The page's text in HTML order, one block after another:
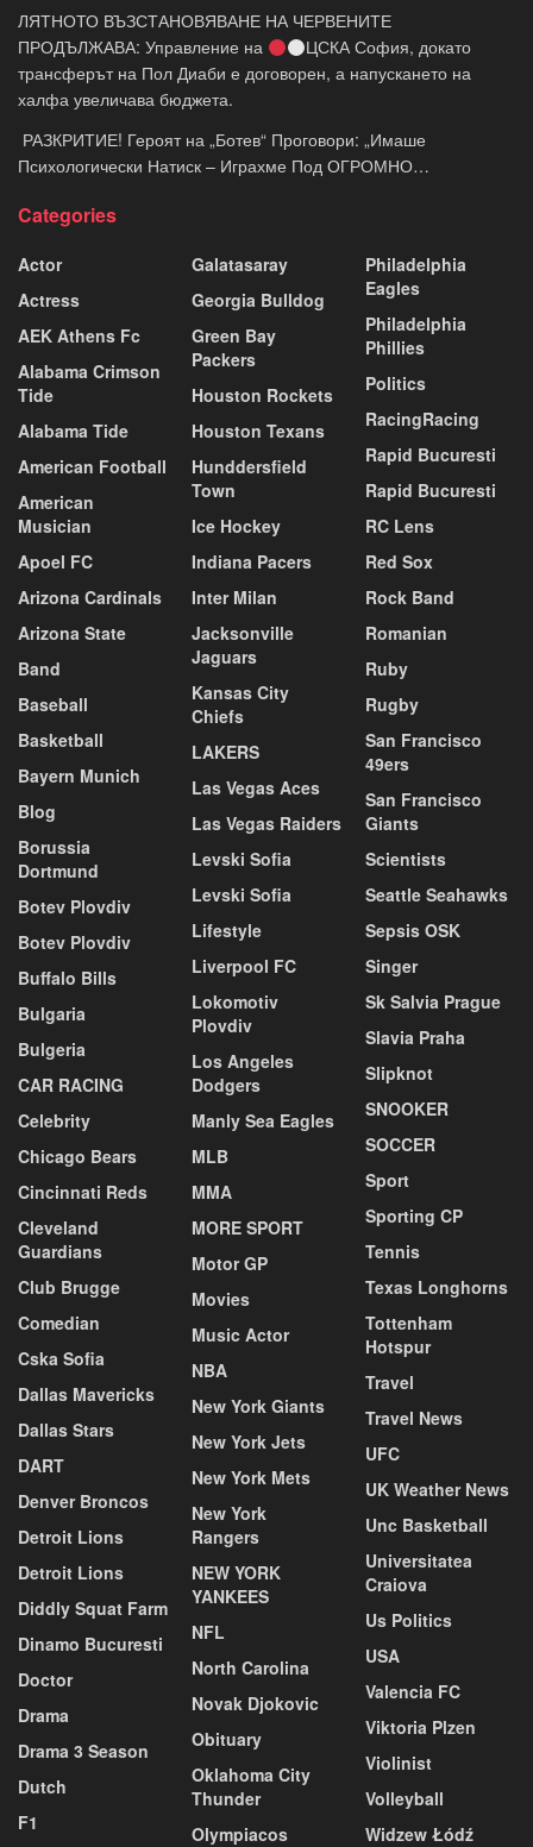
ЛЯТНОТО ВЪЗСТАНОВЯВАНЕ НА ЧЕРВЕНИТЕ
ПРОДЪЛЖАВА: Управление на
ЦСКА София, докато
трансферът на Пол Диаби е договорен, а напускането на
халфа увеличава бюджета.
​ РАЗКРИТИЕ! Героят на „Ботев“ Проговори: „Имаше
Психологически Натиск – Играхме Под ОГРОМНО…
Categories
Actor
Actress
AEK Athens Fc
Alabama Crimson
Tide
Alabama Tide
American Football
American
Musician
Apoel FC
Arizona Cardinals
Arizona State
Band
Baseball
Basketball
Bayern Munich
Blog
Borussia
Dortmund
Botev Plovdiv
Botev Plovdiv
Buffalo Bills
Bulgaria
Bulgeria
CAR RACING
Celebrity
Chicago Bears
Cincinnati Reds
Cleveland
Guardians
Club Brugge
Comedian
Cska Sofia
Dallas Mavericks
Dallas Stars
DART
Denver Broncos
Detroit Lions
Detroit Lions
Diddly Squat Farm
Dinamo Bucuresti
Doctor
Drama
Drama 3 Season
Dutch
F1
Galatasaray
Georgia Bulldog
Green Bay
Packers
Houston Rockets
Houston Texans
Hunddersfield
Town
Ice Hockey
Indiana Pacers
Inter Milan
Jacksonville
Jaguars
Kansas City
Chiefs
LAKERS
Las Vegas Aces
Las Vegas Raiders
Levski Sofia
Levski Sofia
Lifestyle
Liverpool FC
Lokomotiv
Plovdiv
Los Angeles
Dodgers
Manly Sea Eagles
MLB
MMA
MORE SPORT
Motor GP
Movies
Music Actor
NBA
New York Giants
New York Jets
New York Mets
New York
Rangers
NEW YORK
YANKEES
NFL
North Carolina
Novak Djokovic
Obituary
Oklahoma City
Thunder
Olympiacos
Philadelphia
Eagles
Philadelphia
Phillies
Politics
RacingRacing
Rapid Bucuresti
Rapid Bucuresti
RC Lens
Red Sox
Rock Band
Romanian
Ruby
Rugby
San Francisco
49ers
San Francisco
Giants
Scientists
Seattle Seahawks
Sepsis OSK
Singer
Sk Salvia Prague
Slavia Praha
Slipknot
SNOOKER
SOCCER
Sport
Sporting CP
Tennis
Texas Longhorns
Tottenham
Hotspur
Travel
Travel News
UFC
UK Weather News
Unc Basketball
Universitatea
Craiova
Us Politics
USA
Valencia FC
Viktoria Plzen
Violinist
Volleyball
Widzew Łódź